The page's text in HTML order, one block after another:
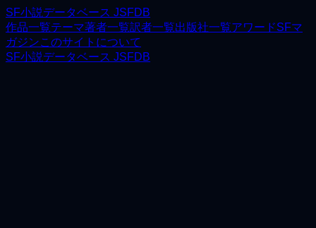
SF小説データベース JSFDB
作品一覧テーマ著者一覧訳者一覧出版社一覧アワードSFマ
ガジンこのサイトについて
SF小説データベース JSFDB